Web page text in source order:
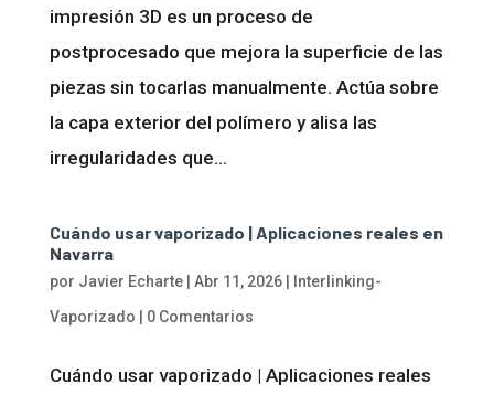
impresión 3D es un proceso de
postprocesado que mejora la superficie de las
piezas sin tocarlas manualmente. Actúa sobre
la capa exterior del polímero y alisa las
irregularidades que...
Cuándo usar vaporizado | Aplicaciones reales en
Navarra
por Javier Echarte| Abr 11, 2026|
Interlinking-
Vaporizado
0 Comentarios
Cuándo usar vaporizado | Aplicaciones reales